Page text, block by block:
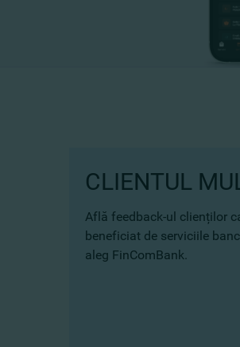
CLIENTUL
Află feedback-ul clienților
beneficiat de serviciile
aleg FinComBank.